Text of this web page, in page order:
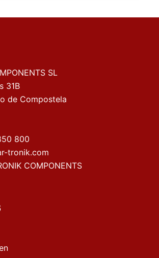
SL
31B
de Compostela
800
tronik.com
COMPONENTS